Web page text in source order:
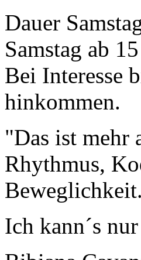
Dauer
Samstag ab
Bei Interesse
hinkommen.
"Das ist mehr
Rhythmus,
Ich kann´s